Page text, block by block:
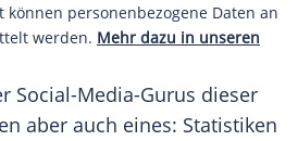
personenbezogene Daten an
werden. Mehr dazu in unseren
Social-Media-Gurus dieser
aber auch eines: Statistiken